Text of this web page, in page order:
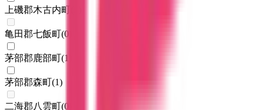
上磯郡木古内町
亀田郡七飯町(0
茅部郡鹿部町(1
茅部郡森町(1)
二海郡八雲町(0